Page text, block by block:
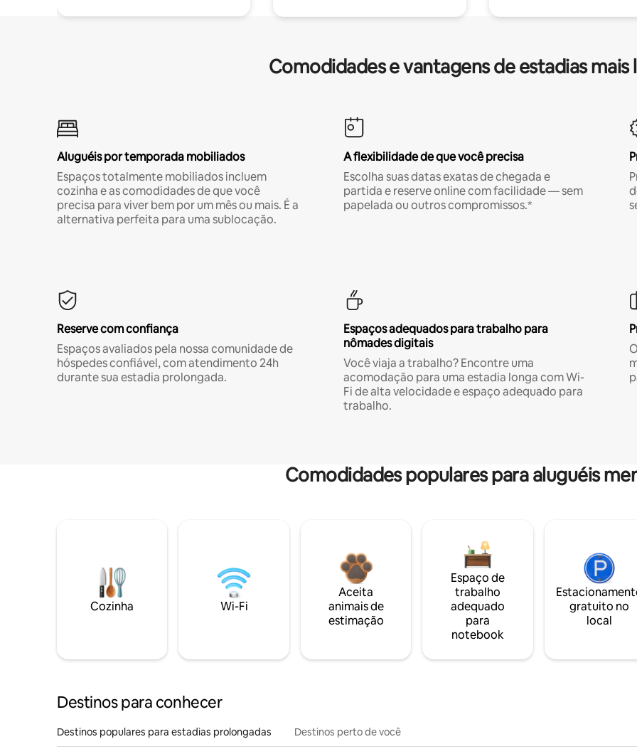
Comodidades e vantagens de estadias mais
Aluguéis por temporada mobiliados
Espaços totalmente mobiliados incluem
cozinha e as comodidades de que você
precisa para viver bem por um mês ou mais. É a
alternativa perfeita para uma sublocação.
A flexibilidade de que você precisa
Escolha suas datas exatas de chegada e
partida e reserve online com facilidade — sem
papelada ou outros compromissos.*
Reserve com confiança
Espaços avaliados pela nossa comunidade de
hóspedes confiável, com atendimento 24h
durante sua estadia prolongada.
Espaços adequados para trabalho para
nômades digitais
Você viaja a trabalho? Encontre uma
acomodação para uma estadia longa com Wi-
Fi de alta velocidade e espaço adequado para
trabalho.
Comodidades populares para aluguéis
Cozinha Wi-Fi
Aceita
animais de
estimação
Espaço de
trabalho
adequado
para
notebook
gratuito no
local
Destinos para conhecer
Destinos populares para estadias prolongadas Destinos perto de você